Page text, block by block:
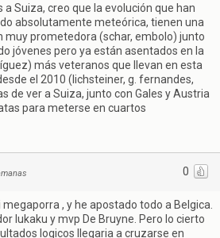
Suiza, creo que la evolución que han
absolutamente meteórica, tienen una
muy prometedora (schar, embolo) junto
jóvenes pero ya están asentados en la
más veteranos que llevan en esta
el 2010 (lichsteiner, g. fernandes,
de ver a Suiza, junto con Gales y Austria
para meterse en cuartos
0
, y he apostado todo a Belgica.
lukaku y mvp De Bruyne. Pero lo cierto
logicos llegaria a cruzarse en